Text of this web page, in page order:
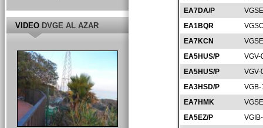
EA7DA/P
EA1BQR
EA7KCN
EA5HUS/P
VGV-
EA5HUS/P
VGV-
EA3HSD/P
EA7HMK
EA5EZ/P
VIDEODVGE AL AZAR